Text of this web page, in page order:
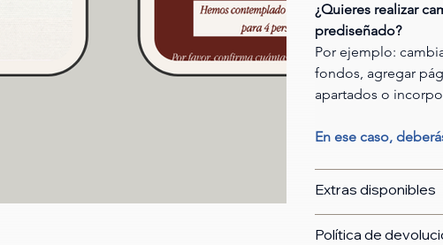
¿Quieres realizar
prediseñado?
Por ejemplo:
fondos, agregar
apartados o
En ese caso,
Extras disponibles
Política de